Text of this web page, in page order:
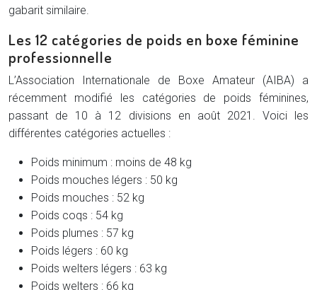
gabarit similaire.
Les 12 catégories de poids en boxe féminine
professionnelle
L’Association Internationale de Boxe Amateur (AIBA) a
récemment modifié les catégories de poids féminines,
passant de 10 à 12 divisions en août 2021. Voici les
différentes catégories actuelles :
Poids minimum : moins de 48 kg
Poids mouches légers : 50 kg
Poids mouches : 52 kg
Poids coqs : 54 kg
Poids plumes : 57 kg
Poids légers : 60 kg
Poids welters légers : 63 kg
Poids welters : 66 kg